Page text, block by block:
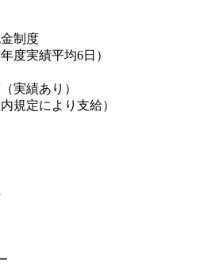
制度
度実績平均6日）
実績あり）
規定により支給）